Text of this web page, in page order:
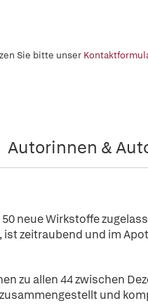
Sie bitte unser
Autorinnen &
neue Wirkstoffe
zeitraubend und im
zu allen 44 zwischen
und